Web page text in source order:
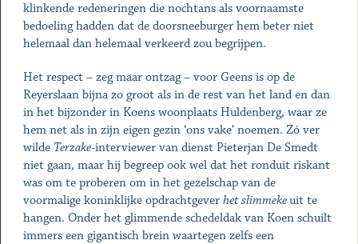
klinkende redeneringen die nochtans als voornaamste
bedoeling hadden dat de doorsneeburger hem beter niet
helemaal dan helemaal verkeerd zou begrijpen.
Het respect – zeg maar ontzag – voor Geens is op de
Reyerslaan bijna zo groot als in de rest van het land en dan
in het bijzonder in Koens woonplaats Huldenberg, waar ze
hem net als in zijn eigen gezin ‘ons vake’ noemen. Zó ver
wilde Terzake-interviewer van dienst Pieterjan De Smedt
niet gaan, maar hij begreep ook wel dat het ronduit riskant
was om te proberen om in het gezelschap van de
voormalige koninklijke opdrachtgever het slimmekeuit te
hangen. Onder het glimmende schedeldak van Koen schuilt
immers een gigantisch brein waartegen zelfs een